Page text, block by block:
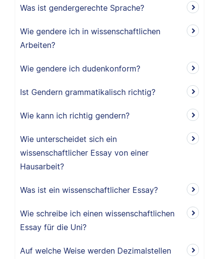
Was ist gendergerechte Sprache?
Wie gendere ich in wissenschaftlichen
Arbeiten?
Wie gendere ich dudenkonform?
Ist Gendern grammatikalisch richtig?
Wie kann ich richtig gendern?
Wie unterscheidet sich ein
wissenschaftlicher Essay von einer
Hausarbeit?
Was ist ein wissenschaftlicher Essay?
Wie schreibe ich einen wissenschaftlichen
Essay für die Uni?
Auf welche Weise werden Dezimalstellen